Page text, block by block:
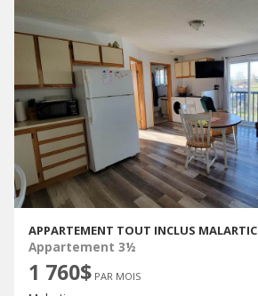
APPARTEMENT TOUT INCLUS MALARTIC
Appartement 3½
1 760$ PAR MOIS